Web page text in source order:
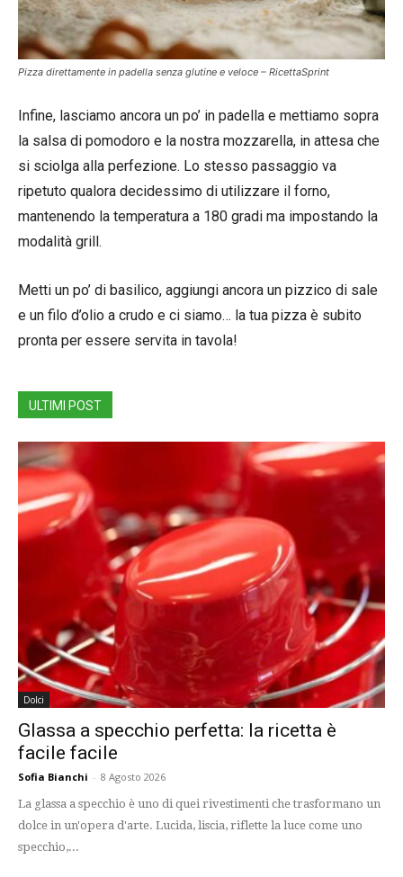
Pizza direttamente in padella senza glutine e veloce – RicettaSprint
Infine, lasciamo ancora un po’ in padella e mettiamo sopra
la salsa di pomodoro e la nostra mozzarella, in attesa che
si sciolga alla perfezione. Lo stesso passaggio va
ripetuto qualora decidessimo di utilizzare il forno,
mantenendo la temperatura a 180 gradi ma impostando la
modalità grill.
Metti un po’ di basilico, aggiungi ancora un pizzico di sale
e un filo d’olio a crudo e ci siamo… la tua pizza è subito
pronta per essere servita in tavola!
ULTIMI POST
Dolci
Glassa a specchio perfetta: la ricetta è
facile facile
Sofia Bianchi - 8 Agosto 2026
La glassa a specchio è uno di quei rivestimenti che trasformano un
dolce in un'opera d'arte. Lucida, liscia, riflette la luce come uno
specchio,...